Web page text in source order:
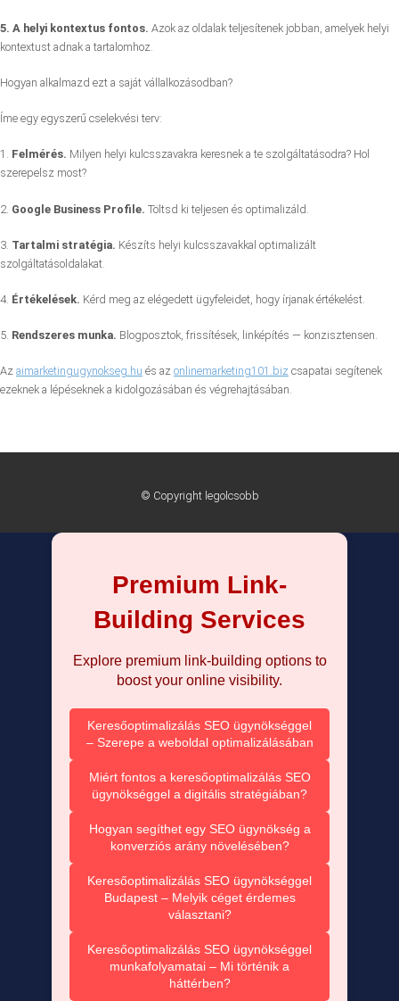
5. A helyi kontextus fontos. Azok az oldalak teljesítenek jobban, amelyek helyi
kontextust adnak a tartalomhoz.
Hogyan alkalmazd ezt a saját vállalkozásodban?
Íme egy egyszerű cselekvési terv:
1. Felmérés. Milyen helyi kulcsszavakra keresnek a te szolgáltatásodra? Hol
szerepelsz most?
2. Google Business Profile. Töltsd ki teljesen és optimalizáld.
3. Tartalmi stratégia. Készíts helyi kulcsszavakkal optimalizált
szolgáltatásoldalakat.
4. Értékelések. Kérd meg az elégedett ügyfeleidet, hogy írjanak értékelést.
5. Rendszeres munka. Blogposztok, frissítések, linképítés — konzisztensen.
Az aimarketingugynokseg.hu és az onlinemarketing101.biz csapatai segítenek
ezeknek a lépéseknek a kidolgozásában és végrehajtásában.
© Copyright legolcsobb
Premium Link-
Building Services
Explore premium link-building options to
boost your online visibility.
Keresőoptimalizálás SEO ügynökséggel
– Szerepe a weboldal optimalizálásában
Miért fontos a keresőoptimalizálás SEO
ügynökséggel a digitális stratégiában?
Hogyan segíthet egy SEO ügynökség a
konverziós arány növelésében?
Keresőoptimalizálás SEO ügynökséggel
Budapest – Melyik céget érdemes
választani?
Keresőoptimalizálás SEO ügynökséggel
munkafolyamatai – Mi történik a
háttérben?